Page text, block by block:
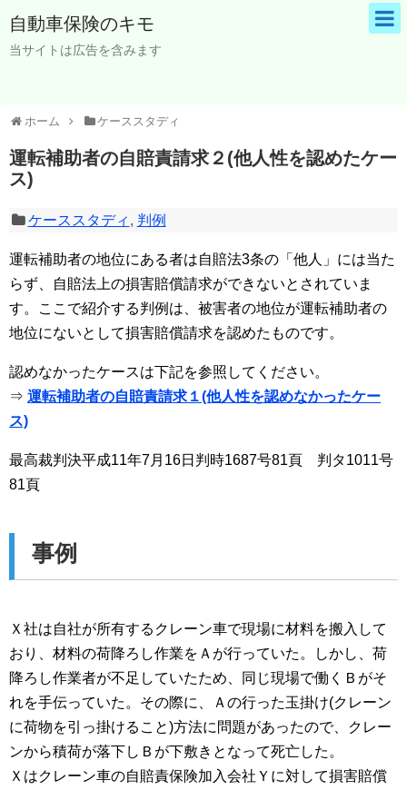
自動車保険のキモ
当サイトは広告を含みます
ホーム ケーススタディ
運転補助者の自賠責請求２(他人性を認めたケー
ス)
ケーススタディ , 判例
運転補助者の地位にある者は自賠法3条の「他人」には当た
らず、自賠法上の損害賠償請求ができないとされていま
す。ここで紹介する判例は、被害者の地位が運転補助者の
地位にないとして損害賠償請求を認めたものです。
認めなかったケースは下記を参照してください。
⇒ 運転補助者の自賠責請求１(他人性を認めなかったケー
ス)
最高裁判決平成11年7月16日判時1687号81頁 判タ1011号
81頁
事例
Ｘ社は自社が所有するクレーン車で現場に材料を搬入して
おり、材料の荷降ろし作業をＡが行っていた。しかし、荷
降ろし作業者が不足していたため、同じ現場で働くＢがそ
れを手伝っていた。その際に、Ａの行った玉掛け(クレーン
に荷物を引っ掛けること)方法に問題があったので、クレー
ンから積荷が落下しＢが下敷きとなって死亡した。
Ｘはクレーン車の自賠責保険加入会社Ｙに対して損害賠償